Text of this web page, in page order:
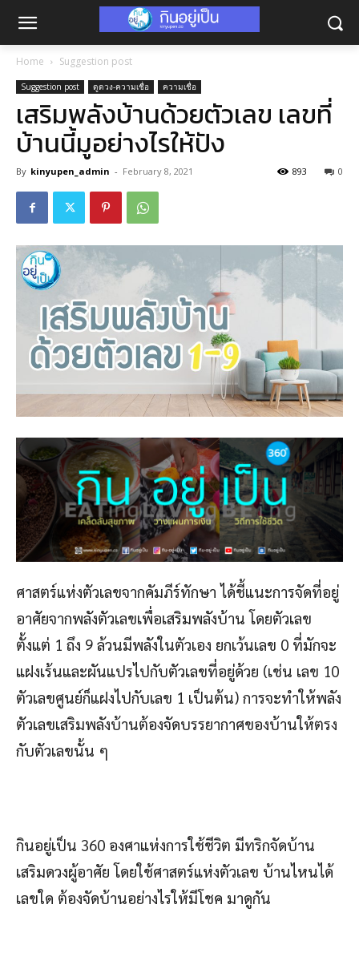
Home Suggestion post
Suggestion post ดูดวง-ความเชื่อ ความเชื่อ
เสริมพลังบ้านด้วยตัวเลข เลขที่
บ้านนี้มูอย่างไรให้ปัง
By kinyupen_admin - February 8, 2021 0
893
ศาสตร์แห่งตัวเลขจากคัมภีร์ทักษา ได้ชี้แนะการจัดที่อยู่
อาศัยจากพลังตัวเลขเพื่อเสริมพลังบ้าน โดยตัวเลข
ตั้งแต่ 1 ถึง 9 ล้วนมีพลังในตัวเอง ยกเว้นเลข 0 ที่มักจะ
แฝงเร้นและผันแปรไปกับตัวเลขที่อยู่ด้วย (เช่น เลข 10
ตัวเลขศูนย์ก็แฝงไปกับเลข 1 เป็นต้น) การจะทำให้พลัง
ตัวเลขเสริมพลังบ้านต้องจัดบรรยากาศของบ้านให้ตรง
กับตัวเลขนั้น ๆ
กินอยู่เป็น 360 องศาแห่งการใช้ชีวิต มีทริกจัดบ้าน
เสริมดวงผู้อาศัย โดยใช้ศาสตร์แห่งตัวเลข บ้านไหนได้
เลขใด ต้องจัดบ้านอย่างไรให้มีโชค มาดูกัน